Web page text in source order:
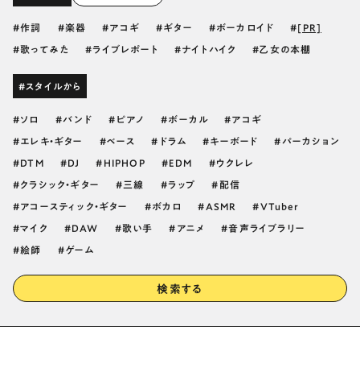
作詞 楽器 アコギ ギター ボーカロイド [PR]
歌ってみた ライブレポート ナイトハイク 乙女の本棚
#スタイルから
ソロ バンド ピアノ ボーカル アコギ
エレキ・ギター ベース ドラム キーボード パーカション
DTM DJ HIPHOP EDM ウクレレ
クラシック・ギター 三線 ラップ 配信
アコースティック・ギター ボカロ ASMR VTuber
マイク DAW 歌い手 アニメ 音声ライブラリー
絵師 ゲーム
検索する